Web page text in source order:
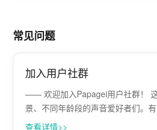
常见问题
加入用户社群
—— 欢迎加入Papagei用户社群！
景、不同年龄段的声音爱好者们。
角色赋予独特个性的游戏玩家，让每
查看详情>>